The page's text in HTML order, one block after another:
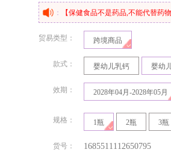
： 【保健食品不是药品,不能代替药物
贸易类型： 跨境商品
款式： 婴幼儿乳钙 婴幼
效期： 2028年04月-2028年05月
规格： 1瓶 2瓶 3瓶
货号： 1685511112650795